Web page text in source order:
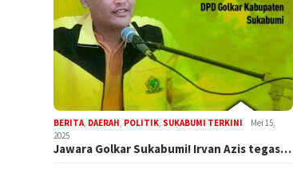
BERITA DAERAH POLITIK SUKABUMI TERKINI
Mei 15,
2025
Jawara Golkar Sukabumi! Irvan Azis tegas…